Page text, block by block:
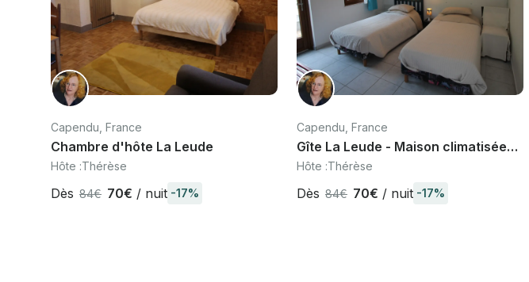
Capendu, France
Chambre d'hôte La Leude
Hôte :Thérèse
Dès 84€ 70€ / nuit -17%
Capendu, France
Gîte La Leude - Maison climatisée
Capendu, entre Carcassonne et
Hôte :Thérèse
Dès 84€ 70€ / nuit -17%